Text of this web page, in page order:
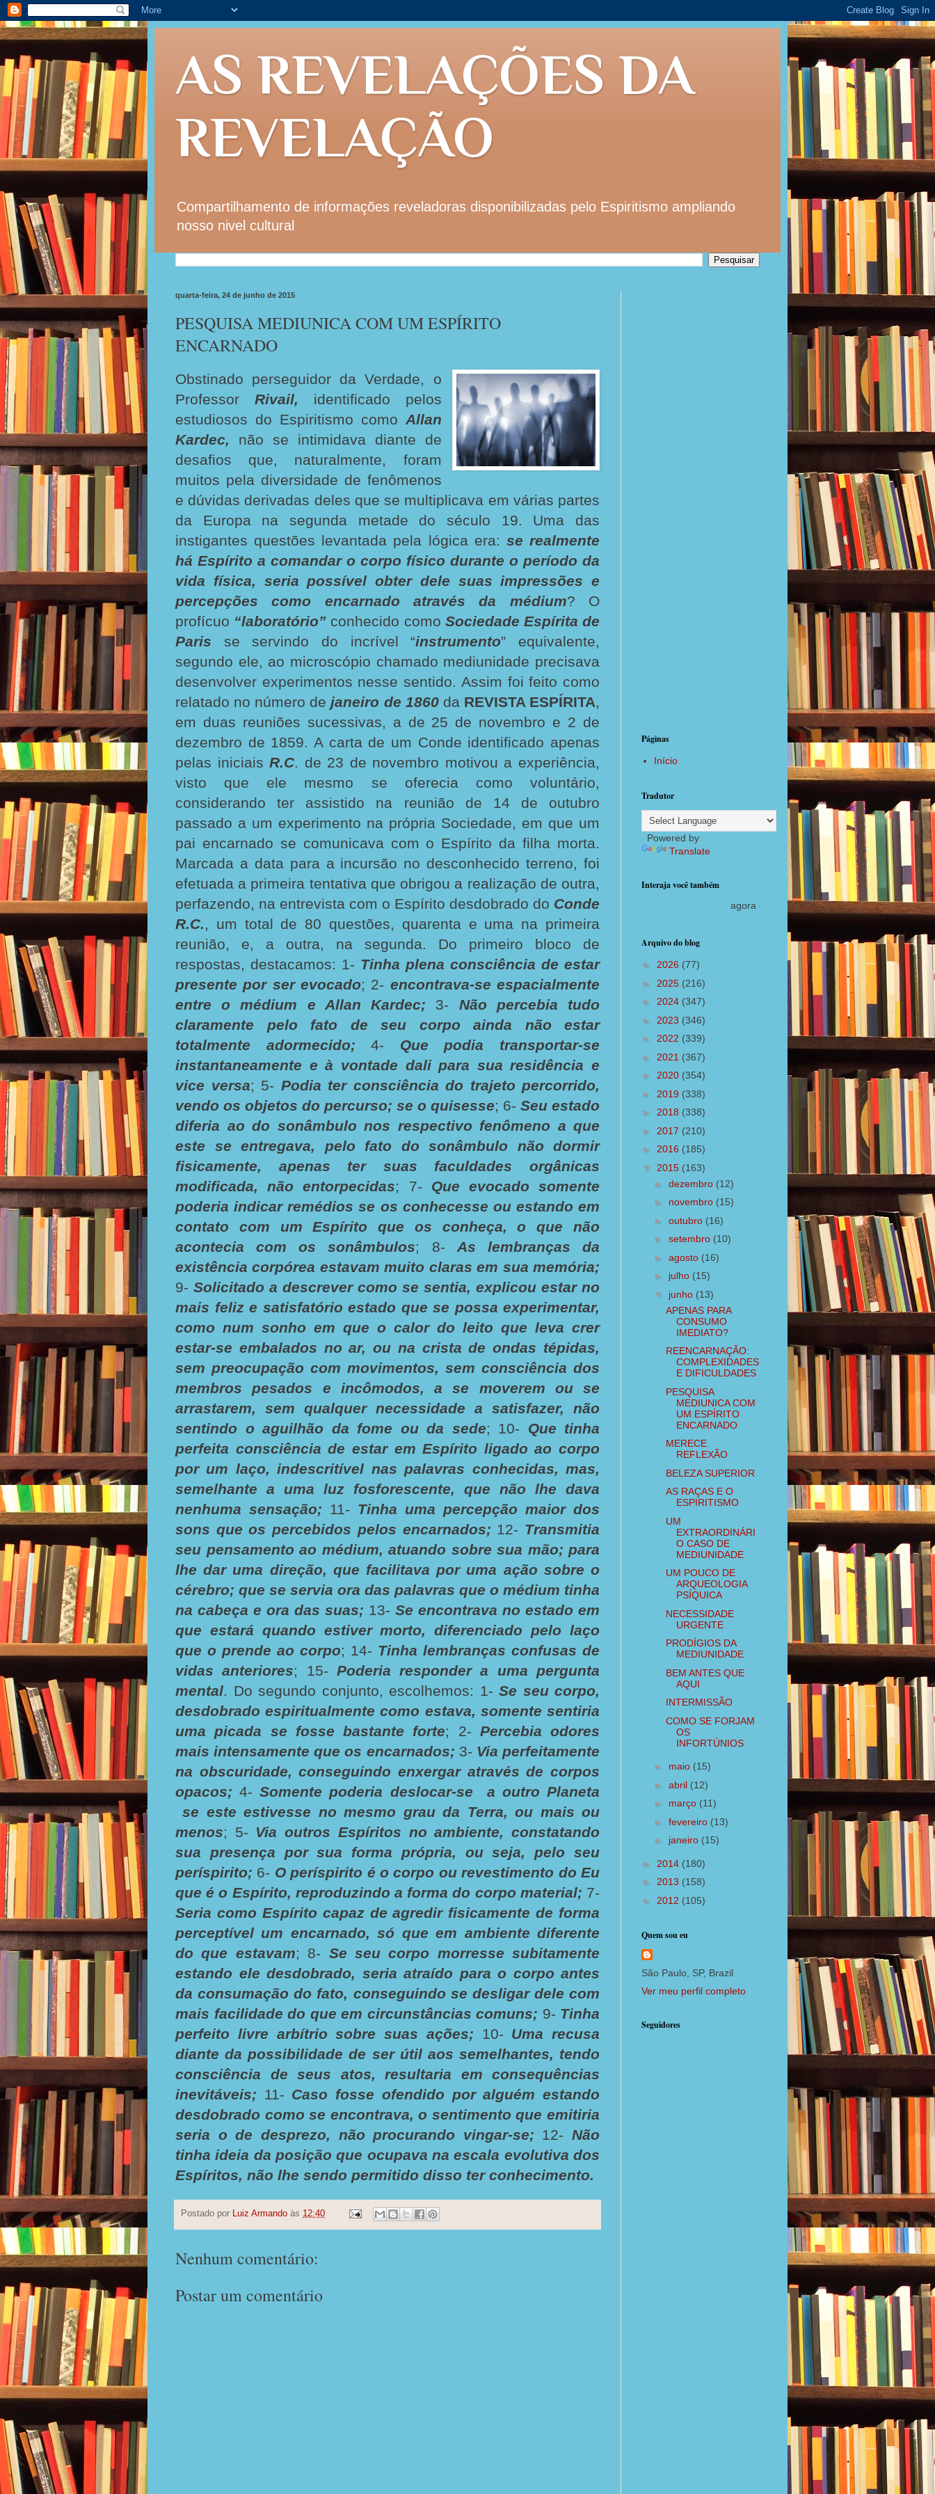
AS REVELAÇÕES DA
REVELAÇÃO
Compartilhamento de informações reveladoras disponibilizadas pelo Espiritismo ampliando
nosso nivel cultural
quarta-feira, 24 de junho de 2015
PESQUISA MEDIUNICA COM UM ESPÍRITO
ENCARNADO
Obstinado perseguidor da Verdade, o
Professor Rivail, identificado pelos
estudiosos do Espiritismo como Allan
Kardec, não se intimidava diante de
desafios que, naturalmente, foram
muitos pela diversidade de fenômenos
e dúvidas derivadas deles que se multiplicava em várias partes
da Europa na segunda metade do século 19. Uma das
instigantes questões levantada pela lógica era: se realmente
há Espírito a comandar o corpo físico durante o período da
vida física, seria possível obter dele suas impressões e
percepções como encarnado através da médium? O
profícuo “laboratório” conhecido como Sociedade Espírita de
Paris se servindo do incrível “instrumento” equivalente,
segundo ele, ao microscópio chamado mediunidade precisava
desenvolver experimentos nesse sentido. Assim foi feito como
relatado no número dejaneiro de 1860da REVISTA ESPÍRITA,
em duas reuniões sucessivas, a de 25 de novembro e 2 de
dezembro de 1859. A carta de um Conde identificado apenas
pelas iniciaisR.C. de 23 de novembro motivou a experiência,
visto que ele mesmo se oferecia como voluntário,
considerando ter assistido na reunião de 14 de outubro
passado a um experimento na própria Sociedade, em que um
pai encarnado se comunicava com o Espírito da filha morta.
Marcada a data para a incursão no desconhecido terreno, foi
efetuada a primeira tentativa que obrigou a realização de outra,
perfazendo, na entrevista com o Espírito desdobrado do Conde
R.C., um total de 80 questões, quarenta e uma na primeira
reunião, e, a outra, na segunda. Do primeiro bloco de
respostas, destacamos: 1- Tinha plena consciência de estar
presente por ser evocado; 2- encontrava-se espacialmente
entre o médium e Allan Kardec; 3- Não percebia tudo
claramente pelo fato de seu corpo ainda não estar
totalmente adormecido; 4- Que podia transportar-se
instantaneamente e à vontade dali para sua residência e
vice versa; 5- Podia ter consciência do trajeto percorrido,
vendo os objetos do percurso; se o quisesse; 6- Seu estado
diferia ao do sonâmbulo nos respectivo fenômeno a que
este se entregava, pelo fato do sonâmbulo não dormir
fisicamente, apenas ter suas faculdades orgânicas
modificada, não entorpecidas; 7- Que evocado somente
poderia indicar remédios se os conhecesse ou estando em
contato com um Espírito que os conheça, o que não
acontecia com os sonâmbulos; 8- As lembranças da
existência corpórea estavam muito claras em sua memória;
9- Solicitado a descrever como se sentia, explicou estar no
mais feliz e satisfatório estado que se possa experimentar,
como num sonho em que o calor do leito que leva crer
estar-se embalados no ar, ou na crista de ondas tépidas,
sem preocupação com movimentos, sem consciência dos
membros pesados e incômodos, a se moverem ou se
arrastarem, sem qualquer necessidade a satisfazer, não
sentindo o aguilhão da fome ou da sede; 10- Que tinha
perfeita consciência de estar em Espírito ligado ao corpo
por um laço, indescritível nas palavras conhecidas, mas,
semelhante a uma luz fosforescente, que não lhe dava
nenhuma sensação; 11- Tinha uma percepção maior dos
sons que os percebidos pelos encarnados; 12- Transmitia
seu pensamento ao médium, atuando sobre sua mão; para
lhe dar uma direção, que facilitava por uma ação sobre o
cérebro; que se servia ora das palavras que o médium tinha
na cabeça e ora das suas; 13- Se encontrava no estado em
que estará quando estiver morto, diferenciado pelo laço
que o prende ao corpo; 14- Tinha lembranças confusas de
vidas anteriores; 15- Poderia responder a uma pergunta
mental. Do segundo conjunto, escolhemos: 1- Se seu corpo,
desdobrado espiritualmente como estava, somente sentiria
uma picada se fosse bastante forte; 2- Percebia odores
mais intensamente que os encarnados; 3- Via perfeitamente
na obscuridade, conseguindo enxergar através de corpos
opacos; 4-Somente poderia deslocar-se a outro Planeta
se este estivesse no mesmo grau da Terra, ou mais ou
menos; 5- Via outros Espíritos no ambiente, constatando
sua presença por sua forma própria, ou seja, pelo seu
períspirito; 6- O períspirito é o corpo ou revestimento do Eu
que é o Espírito, reproduzindo a forma do corpo material; 7-
Seria como Espírito capaz de agredir fisicamente de forma
perceptível um encarnado, só que em ambiente diferente
do que estavam; 8- Se seu corpo morresse subitamente
estando ele desdobrado, seria atraído para o corpo antes
da consumação do fato, conseguindo se desligar dele com
mais facilidade do que em circunstâncias comuns; 9- Tinha
perfeito livre arbítrio sobre suas ações; 10- Uma recusa
diante da possibilidade de ser útil aos semelhantes, tendo
consciência de seus atos, resultaria em consequências
inevitáveis; 11- Caso fosse ofendido por alguém estando
desdobrado como se encontrava, o sentimento que emitiria
seria o de desprezo, não procurando vingar-se; 12- Não
tinha ideia da posição que ocupava na escala evolutiva dos
Espíritos, não lhe sendo permitido disso ter conhecimento.
Postado por Luiz Armando às 12:40
Nenhum comentário:
Postar um comentário
Páginas
Início
Tradutor
Powered by
Translate
Interaja você também
agora com postagens diárias
Arquivo do blog
► 2026 (77)
► 2025 (216)
► 2024 (347)
► 2023 (346)
► 2022 (339)
► 2021 (367)
► 2020 (354)
► 2019 (338)
► 2018 (338)
► 2017 (210)
► 2016 (185)
▼ 2015 (163)
► dezembro (12)
► novembro (15)
► outubro (16)
► setembro (10)
► agosto (16)
► julho (15)
▼ junho (13)
APENAS PARA
CONSUMO
IMEDIATO?
REENCARNAÇÃO:
COMPLEXIDADES
E DIFICULDADES
PESQUISA
MEDIUNICA COM
UM ESPÍRITO
ENCARNADO
MERECE
REFLEXÃO
BELEZA SUPERIOR
AS RAÇAS E O
ESPIRITISMO
UM
EXTRAORDINÁRI
O CASO DE
MEDIUNIDADE
UM POUCO DE
ARQUEOLOGIA
PSÍQUICA
NECESSIDADE
URGENTE
PRODÍGIOS DA
MEDIUNIDADE
BEM ANTES QUE
AQUI
INTERMISSÃO
COMO SE FORJAM
OS
INFORTÚNIOS
► maio (15)
► abril (12)
► março (11)
► fevereiro (13)
► janeiro (15)
► 2014 (180)
► 2013 (158)
► 2012 (105)
Quem sou eu
São Paulo, SP, Brazil
Ver meu perfil completo
Seguidores